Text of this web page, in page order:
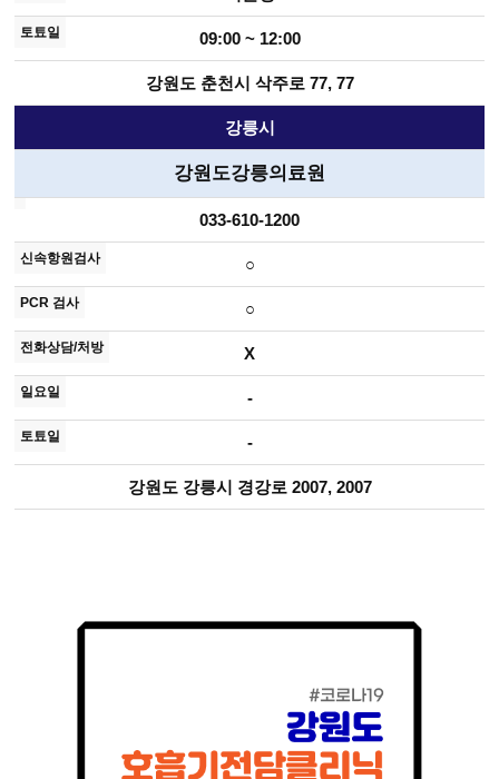
09:00 ~ 12:00
강원도 춘천시 삭주로 77, 77
강릉시
강원도강릉의료원
033-610-1200
○
○
X
-
-
강원도 강릉시 경강로 2007, 2007